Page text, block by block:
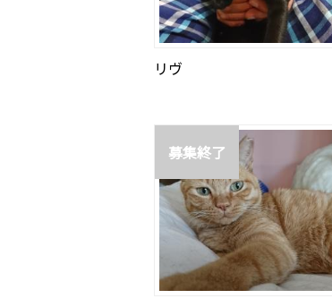
リヴ
募集終了